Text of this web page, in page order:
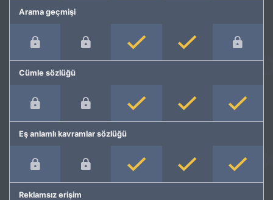
Arama geçmişi
Cümle sözlüğü
Eş anlamlı kavramlar sözlüğü
Reklamsız erişim